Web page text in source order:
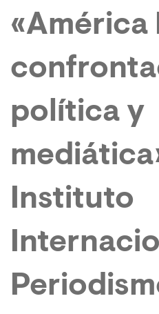
«América
política y
Instituto